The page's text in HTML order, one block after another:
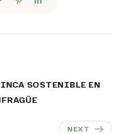
SOSTENIBLE EN
NEXT